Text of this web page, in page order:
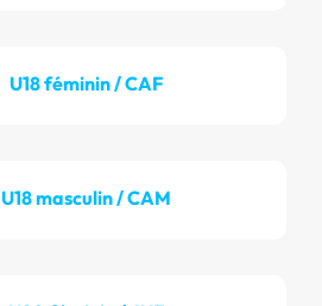
U18 féminin / CAF
U18 masculin / CAM